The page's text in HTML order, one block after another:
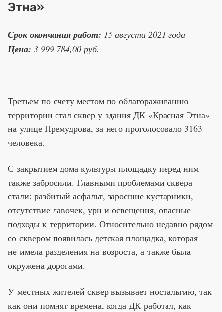
Этна»
Срок окончания работ: 15 августа 2021 года
Цена: 3 999 784,00 руб.
Третьем по счету местом по облагораживанию
территории стал сквер у здания ДК «Красная Этна»
на улице Премудрова, за него проголосовало 3163
человека.
С закрытием дома культуры площадку перед ним
также забросили. Главными проблемами сквера
стали: разбитый асфальт, заросшие кустарники,
отсутствие лавочек, урн и освещения, опасные
подходы к территории. Относительно недавно рядом
со сквером появилась детская площадка, которая
не имела разделения на возроста, а также была
окружена дорогами.
У местных жителей сквер вызывает ностальгию, так
как они помнят времена, когда ДК работал, как